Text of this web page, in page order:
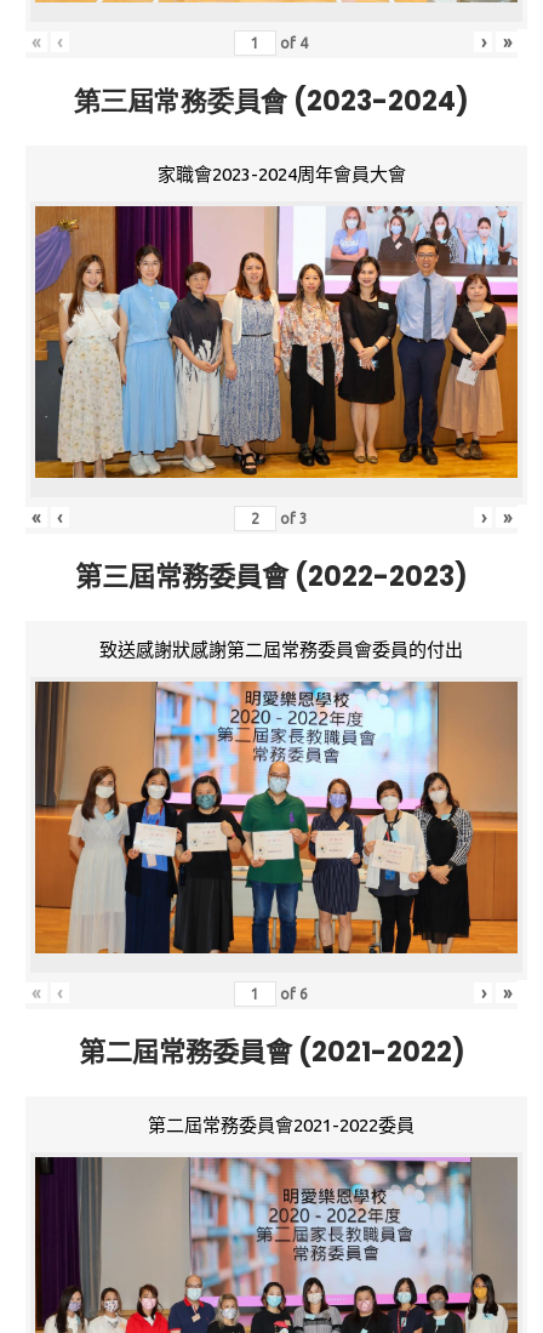
« ‹ of 4 › »
第三屆常務委員會 (2023-2024)
家職會2023-2024周年會員大會
« ‹ of3 › »
第三屆常務委員會 (2022-2023)
致送感謝狀感謝第二屆常務委員會委員的付出
« ‹ of 6 › »
第二屆常務委員會 (2021-2022)
第二屆常務委員會2021-2022委員